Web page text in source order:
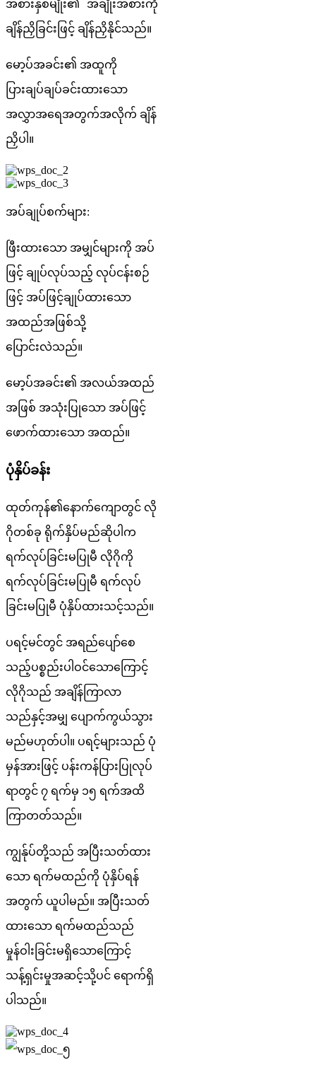
အစားနှစ်မျိုး၏ အချိုးအစားကို
ချိန်ညှိခြင်းဖြင့် ချိန်ညှိနိုင်သည်။
မော့ပ်အခင်း၏ အထူကို
ပြားချပ်ချပ်ခင်းထားသော
အလွှာအရေအတွက်အလိုက် ချိန်
ညှိပါ။
အပ်ချုပ်စက်များ:
ဖြီးထားသော အမျှင်များကို အပ်
ဖြင့် ချုပ်လုပ်သည့် လုပ်ငန်းစဉ်
ဖြင့် အပ်ဖြင့်ချုပ်ထားသော
အထည်အဖြစ်သို့
ပြောင်းလဲသည်။
မော့ပ်အခင်း၏ အလယ်အထည်
အဖြစ် အသုံးပြုသော အပ်ဖြင့်
ဖောက်ထားသော အထည်။
ပုံနှိပ်ခန်း
ထုတ်ကုန်၏နောက်ကျောတွင် လို
ဂိုတစ်ခု ရိုက်နှိပ်မည်ဆိုပါက
ရက်လုပ်ခြင်းမပြုမီ လိုဂိုကို
ရက်လုပ်ခြင်းမပြုမီ ရက်လုပ်
ခြင်းမပြုမီ ပုံနှိပ်ထားသင့်သည်။
ပရင့်မင်တွင် အရည်ပျော်စေ
သည့်ပစ္စည်းပါဝင်သောကြောင့်
လိုဂိုသည် အချိန်ကြာလာ
သည်နှင့်အမျှ ပျောက်ကွယ်သွား
မည်မဟုတ်ပါ။ ပရင့်များသည် ပုံ
မှန်အားဖြင့် ပန်းကန်ပြားပြုလုပ်
ရာတွင် ၇ ရက်မှ ၁၅ ရက်အထိ
ကြာတတ်သည်။
ကျွန်ုပ်တို့သည် အပြီးသတ်ထား
သော ရက်မထည်ကို ပုံနှိပ်ရန်
အတွက် ယူပါမည်။ အပြီးသတ်
ထားသော ရက်မထည်သည်
မှုန်ဝါးခြင်းမရှိသောကြောင့်
သန့်ရှင်းမှုအဆင့်သို့ပင် ရောက်ရှိ
ပါသည်။